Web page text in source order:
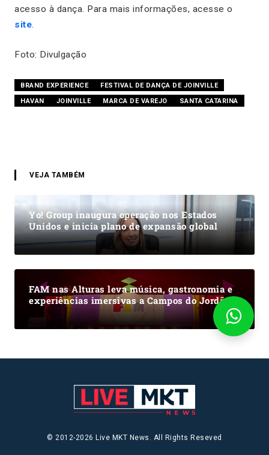
acesso à dança. Para mais informações, acesse o
site.
Foto: Divulgação
BRAND EXPERIENCE
FESTIVAL DE DANÇA DE JOINVILLE
HAVAN
JOINVILLE MARCA DE VAREJO SANTA CATARINA
VEJA TAMBÉM
Yo! Group inaugura operação nos Estados
Unidos e inicia plano de expansão global
FAM nas Alturas leva música, gastronomia e
experiências imersivas a Campos do Jordão
© 2012-2026 Live MKT News. All Rights Reseved